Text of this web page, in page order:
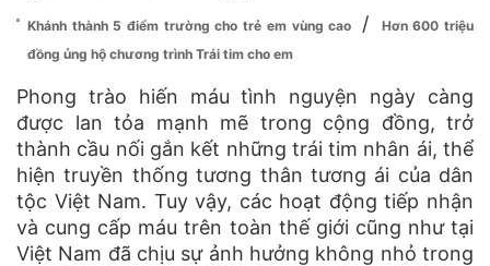
Khánh thành 5 điểm trường cho trẻ em vùng cao /
Hơn 600 triệu
đồng ủng hộ chương trình Trái tim cho em
Phong trào hiến máu tình nguyện ngày càng
được lan tỏa mạnh mẽ trong cộng đồng, trở
thành cầu nối gắn kết những trái tim nhân ái, thể
hiện truyền thống tương thân tương ái của dân
tộc Việt Nam. Tuy vậy, các hoạt động tiếp nhận
và cung cấp máu trên toàn thế giới cũng như tại
Việt Nam đã chịu sự ảnh hưởng không nhỏ trong